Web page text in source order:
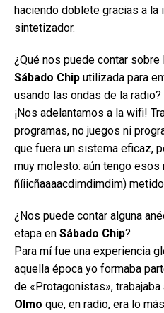
haciendo doblete gracias a la
sintetizador.
¿Qué nos puede contar
Sábado Chip utilizada para
usando las ondas de la radio?
¡Nos adelantamos a la wifi!
programas, no juegos ni
que fuera un sistema eficaz,
muy molesto: aún tengo esos
ñíiicñaaaacdimdimdim)
¿Nos puede contar alguna
etapa en Sábado Chip?
Para mí fue una experiencia
aquella época yo formaba
de «Protagonistas»,
Olmo que, en radio, era lo